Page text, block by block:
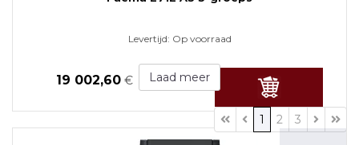
Levertijd: Op voorraad
19 002,60 € Laad meer
1 2 3